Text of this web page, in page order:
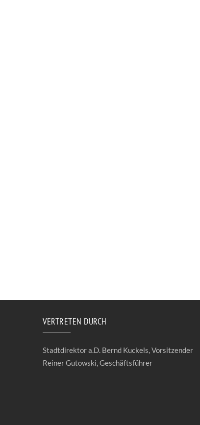
VERTRETEN DURCH
Stadtdirektor a.D. Bernd Kuckels, Vorsitzender
Reiner Gutowski, Geschäftsführer